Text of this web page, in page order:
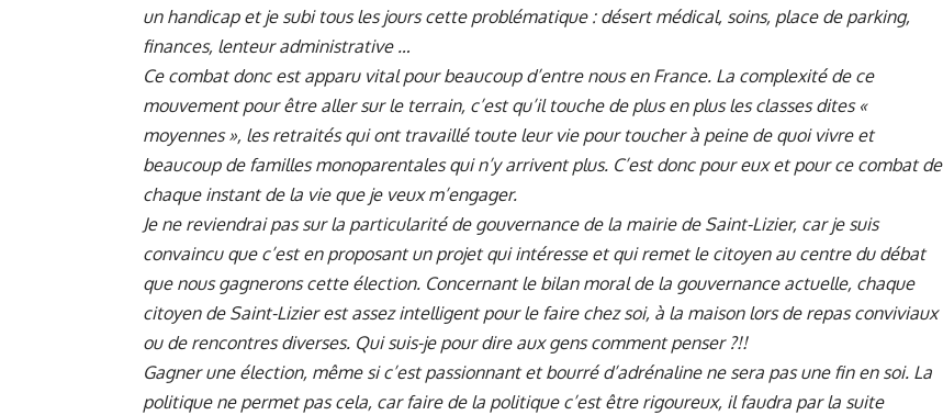
un handicap et je subi tous les jours cette problématique : désert médical, soins, place de parking,
finances, lenteur administrative …
Ce combat donc est apparu vital pour beaucoup d’entre nous en France. La complexité de ce
mouvement pour être aller sur le terrain, c’est qu’il touche de plus en plus les classes dites «
moyennes », les retraités qui ont travaillé toute leur vie pour toucher à peine de quoi vivre et
beaucoup de familles monoparentales qui n’y arrivent plus. C’est donc pour eux et pour ce combat de
chaque instant de la vie que je veux m’engager.
Je ne reviendrai pas sur la particularité de gouvernance de la mairie de Saint-Lizier, car je suis
convaincu que c’est en proposant un projet qui intéresse et qui remet le citoyen au centre du débat
que nous gagnerons cette élection. Concernant le bilan moral de la gouvernance actuelle, chaque
citoyen de Saint-Lizier est assez intelligent pour le faire chez soi, à la maison lors de repas conviviaux
ou de rencontres diverses. Qui suis-je pour dire aux gens comment penser ?!!
Gagner une élection, même si c’est passionnant et bourré d’adrénaline ne sera pas une fin en soi. La
politique ne permet pas cela, car faire de la politique c’est être rigoureux, il faudra par la suite